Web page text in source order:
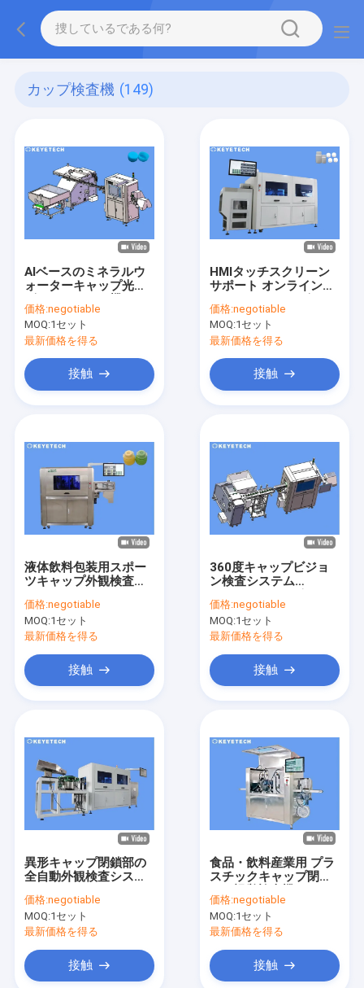
カップ検査機 (149)
AIベースのミネラルウ
ォーターキャップ光学
価格:negotiable
MOQ:1セット
最新価格を得る
接触
HMIタッチスクリーン
サポート オンラインオ
ン検査機
価格:negotiable
MOQ:1セット
最新価格を得る
接触
液体飲料包装用スポー
ツキャップ外観検査シ
価格:negotiable
MOQ:1セット
最新価格を得る
接触
360度キャップビジョ
ン検査システム
閉塞用
価格:negotiable
MOQ:1セット
最新価格を得る
接触
異形キャップ閉鎖部の
全自動外観検査システ
価格:negotiable
MOQ:1セット
最新価格を得る
接触
食品・飲料産業用 プラ
スチックキャップ閉塞
価格:negotiable
MOQ:1セット
最新価格を得る
接触